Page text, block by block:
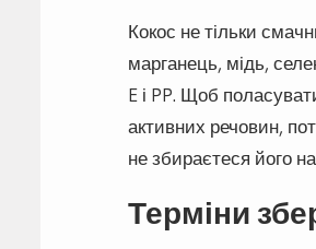
Кокос не тільки
марганець, мідь,
E і PP. Щоб
активних речовин,
не збираєтеся його
Терміни